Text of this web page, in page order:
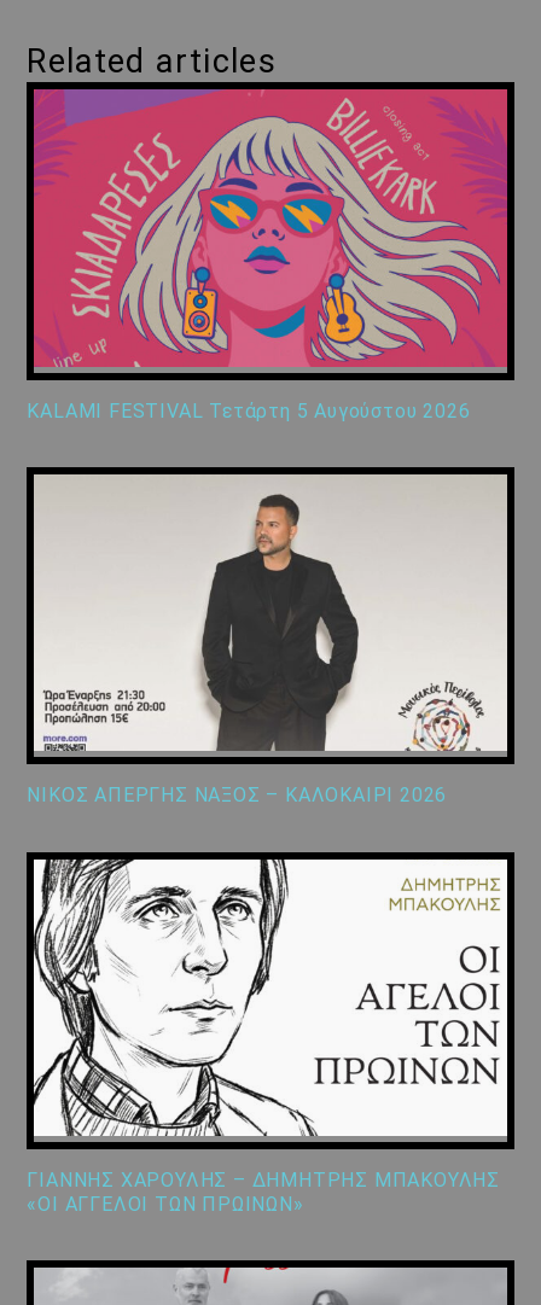
Related articles
KALAMI FESTIVAL Τετάρτη 5 Αυγούστου 2026
ΝΙΚΟΣ ΑΠΕΡΓΗΣ ΝΑΞΟΣ – ΚΑΛΟΚΑΙΡΙ 2026
ΓΙΑΝΝΗΣ ΧΑΡΟΥΛΗΣ – ΔΗΜΗΤΡΗΣ ΜΠΑΚΟΥΛΗΣ
«ΟΙ ΑΓΓΕΛΟΙ ΤΩΝ ΠΡΩΙΝΩΝ»